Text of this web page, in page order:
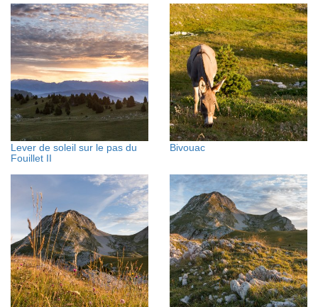
Lever de soleil sur le pas du
Fouillet II
Bivouac